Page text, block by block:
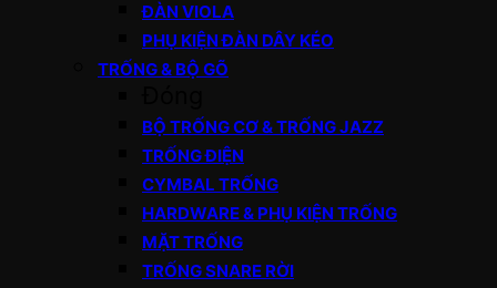
ĐÀN VIOLA
PHỤ KIỆN ĐÀN DÂY KÉO
TRỐNG & BỘ GÕ
BỘ TRỐNG CƠ & TRỐNG JAZZ
TRỐNG ĐIỆN
CYMBAL TRỐNG
HARDWARE & PHỤ KIỆN TRỐNG
MẶT TRỐNG
TRỐNG SNARE RỜI